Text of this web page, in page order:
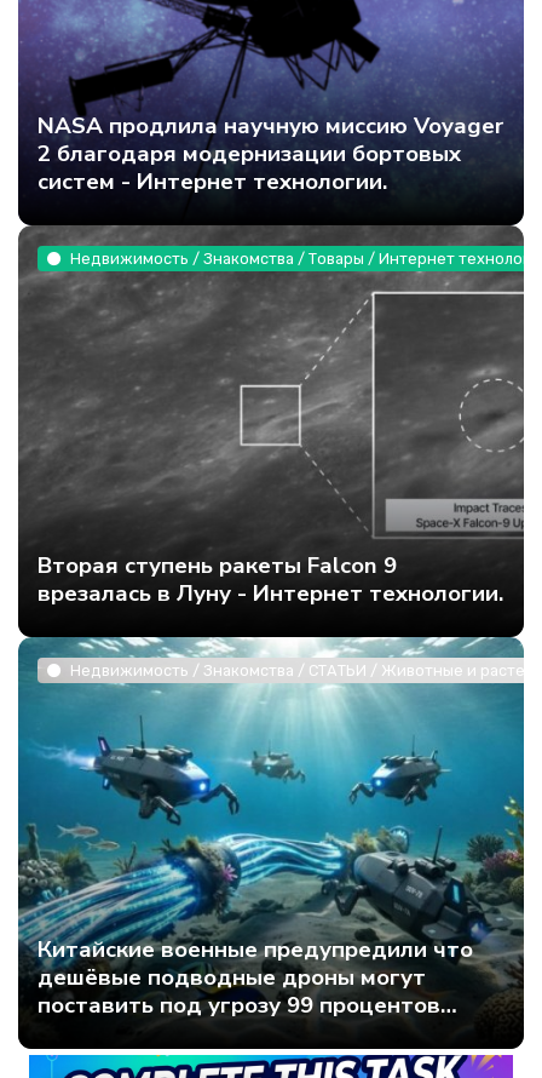
NASA продлила научную миссию Voyager
2 благодаря модернизации бортовых
систем - Интернет технологии.
Недвижимость / Знакомства / Товары / Интернет
Вторая ступень ракеты Falcon 9
врезалась в Луну - Интернет технологии.
Недвижимость / Знакомства / СТАТЬИ / Животные и
Китайские военные предупредили что
дешёвые подводные дроны могут
поставить под угрозу 99 процентов
мирового интернет-трафика - Интернет
технологии.